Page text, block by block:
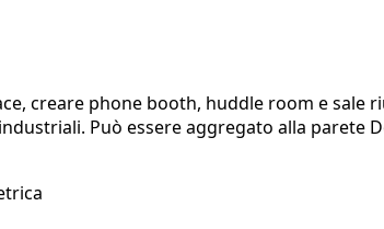
creare phone booth, huddle room e sale
Può essere aggregato alla parete